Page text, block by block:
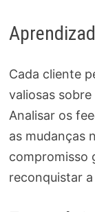
Cada cliente
valiosas
Analisar os
as mudanças
compromisso
reconquistar